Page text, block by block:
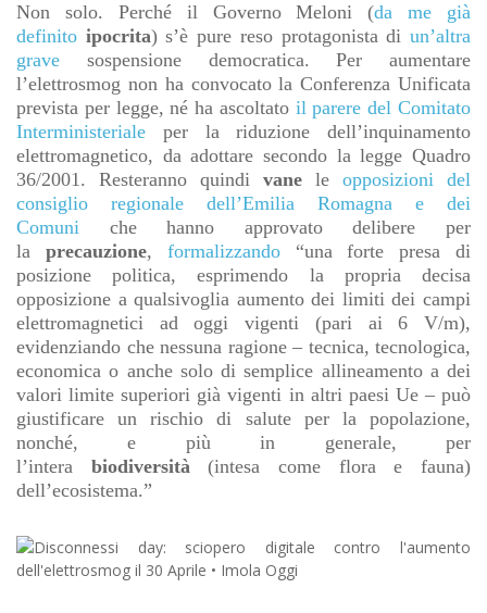
Non solo. Perché il Governo Meloni (da me già
definito ipocrita) s’è pure reso protagonista diun’altra
grave sospensione democratica. Per aumentare
l’elettrosmog non ha convocato la Conferenza Unificata
prevista per legge, né ha ascoltato il parere del Comitato
Interministeriale per la riduzione dell’inquinamento
elettromagnetico, da adottare secondo la legge Quadro
36/2001. Resteranno quindi vane le opposizioni del
consiglio regionale dell’Emilia Romagna e dei
Comuni che hanno approvato delibere per
la precauzione, formalizzando“una forte presa di
posizione politica, esprimendo la propria decisa
opposizione a qualsivoglia aumento dei limiti dei campi
elettromagnetici ad oggi vigenti (pari ai 6 V/m),
evidenziando che nessuna ragione – tecnica, tecnologica,
economica o anche solo di semplice allineamento a dei
valori limite superiori già vigenti in altri paesi Ue – può
giustificare un rischio di salute per la popolazione,
nonché, e più in generale, per
l’intera biodiversità(intesa come flora e fauna)
dell’ecosistema.”